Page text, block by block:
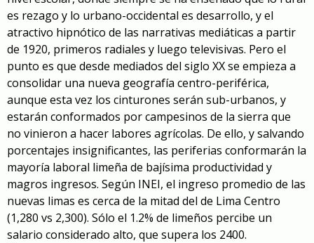
es rezago y lo urbano-occidental es desarrollo, y el
atractivo hipnótico de las narrativas mediáticas a partir
de 1920, primeros radiales y luego televisivas. Pero el
punto es que desde mediados del siglo XX se empieza a
consolidar una nueva geografía centro-periférica,
aunque esta vez los cinturones serán sub-urbanos, y
estarán conformados por campesinos de la sierra que
no vinieron a hacer labores agrícolas. De ello, y salvando
porcentajes insignificantes, las periferias conformarán la
mayoría laboral limeña de bajísima productividad y
magros ingresos. Según INEI, el ingreso promedio de las
nuevas limas es cerca de la mitad del de Lima Centro
(1,280 vs 2,300). Sólo el 1.2% de limeños percibe un
salario considerado alto, que supera los 2400.